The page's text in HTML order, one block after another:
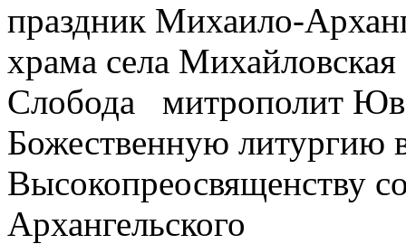
праздник Михаило-
храма села Михайловская
Слобода митрополит
Божественную литургию
Высокопреосвященству
Архангельского